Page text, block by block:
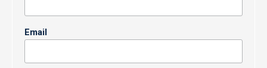
Email